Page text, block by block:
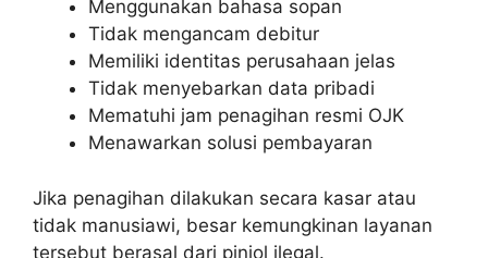
Menggunakan bahasa sopan
Tidak mengancam debitur
Memiliki identitas perusahaan jelas
Tidak menyebarkan data pribadi
Mematuhi jam penagihan resmi OJK
Menawarkan solusi pembayaran
Jika penagihan dilakukan secara kasar atau
tidak manusiawi, besar kemungkinan layanan
tersebut berasal dari pinjol ilegal.